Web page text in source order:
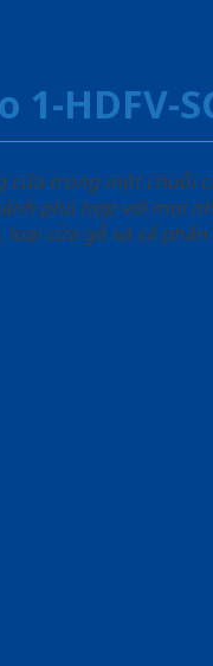
1-HDFV-
trong một chuỗi
phù hợp với mọi
cửa gỗ và cả